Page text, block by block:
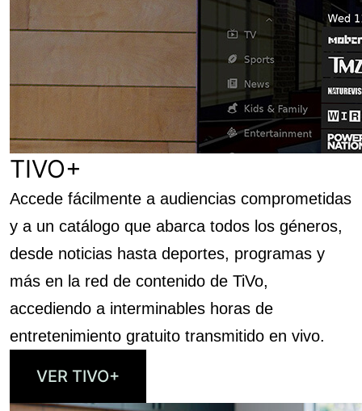
TIVO+
Accede fácilmente a audiencias comprometidas
y a un catálogo que abarca todos los géneros,
desde noticias hasta deportes, programas y
más en la red de contenido de TiVo,
accediendo a interminables horas de
entretenimiento gratuito transmitido en vivo.
VER TIVO+